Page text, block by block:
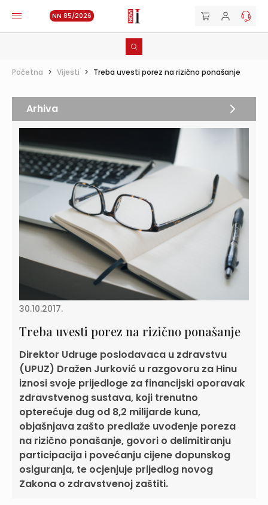
NN 85/2026
Početna > Vijesti > Treba uvesti porez na rizično ponašanje
30.10.2017.
Treba uvesti porez na rizično ponašanje
Direktor Udruge poslodavaca u zdravstvu
(UPUZ) Dražen Jurković u razgovoru za Hinu
iznosi svoje prijedloge za financijski oporavak
zdravstvenog sustava, koji trenutno
opterećuje dug od 8,2 milijarde kuna,
objašnjava zašto predlaže uvođenje poreza
na rizično ponašanje, govori o delimitiranju
participacija i povećanju cijene dopunskog
osiguranja, te ocjenjuje prijedlog novog
Zakona o zdravstvenoj zaštiti.
Arhiva